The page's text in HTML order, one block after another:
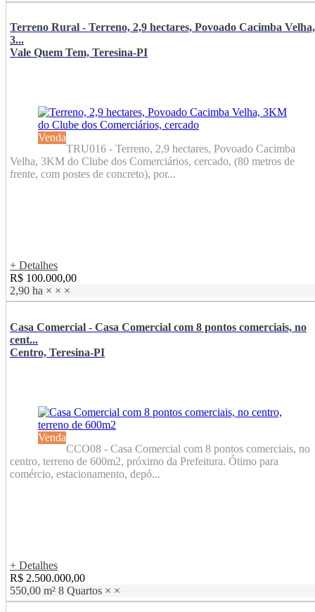
Terreno Rural - Terreno, 2,9 hectares, Povoado Cacimba Velha,
3...
Vale Quem Tem, Teresina-PI
Venda
TRU016 - Terreno, 2,9 hectares, Povoado Cacimba
Velha, 3KM do Clube dos Comerciários, cercado, (80 metros de
frente, com postes de concreto), por...
+ Detalhes
R$ 100.000,00
2,90 ha × × ×
Casa Comercial - Casa Comercial com 8 pontos comerciais, no
cent...
Centro, Teresina-PI
Venda
CCO08 - Casa Comercial com 8 pontos comerciais, no
centro, terreno de 600m2, próximo da Prefeitura. Ótimo para
comércio, estacionamento, depó...
+ Detalhes
R$ 2.500.000,00
550,00 m² 8 Quartos × ×